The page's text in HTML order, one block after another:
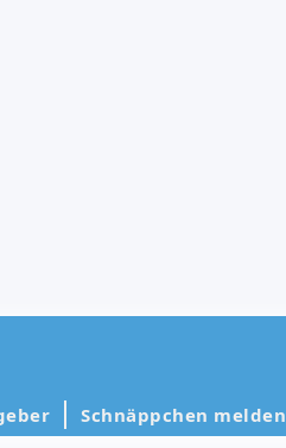
Schnäppchen melden